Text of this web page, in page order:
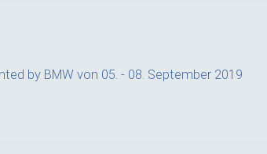
by BMW von 05. - 08. September 2019